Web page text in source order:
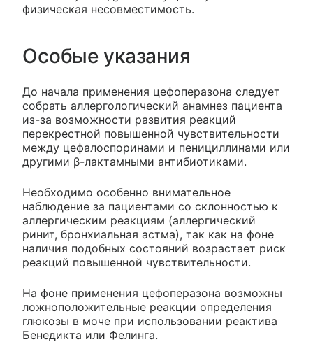
физическая несовместимость.
Особые указания
До начала применения цефоперазона следует
собрать аллергологический анамнез пациента
из-за возможности развития реакций
перекрестной повышенной чувствительности
между цефалоспоринами и пенициллинами или
другими β-лактамными антибиотиками.
Необходимо особенно внимательное
наблюдение за пациентами со склонностью к
аллергическим реакциям (аллергический
ринит, бронхиальная астма), так как на фоне
наличия подобных состояний возрастает риск
реакций повышенной чувствительности.
На фоне применения цефоперазона возможны
ложноположительные реакции определения
глюкозы в моче при использовании реактива
Бенедикта или Фелинга.